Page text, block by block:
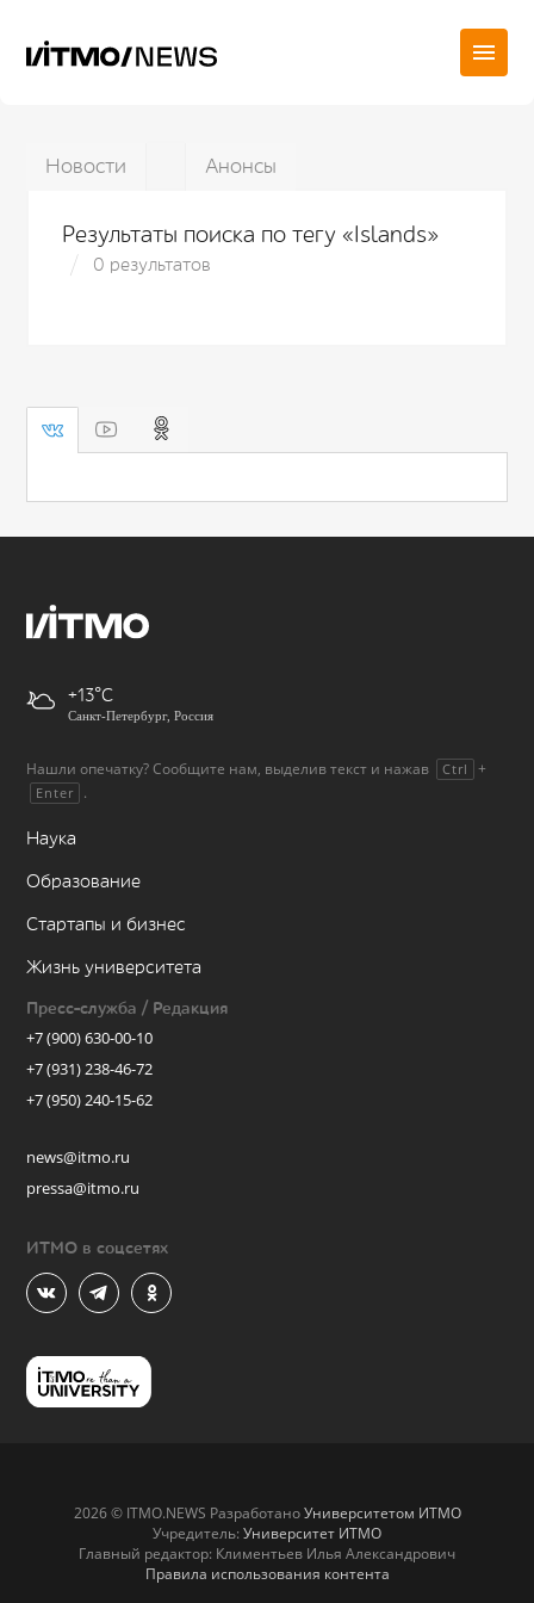
Новости Анонсы
Результаты поиска по тегу «Islands»
0 результатов
+13
Санкт-Петербург, Россия
Нашли опечатку? Сообщите нам, выделив текст и нажав Ctrl +
Enter .
Наука
Образование
Стартапы и бизнес
Жизнь университета
Пресс-служба / Редакция
+7 (900) 630-00-10
+7 (931) 238-46-72
+7 (950) 240-15-62
news@itmo.ru
pressa@itmo.ru
ИТМО в соцсетях
2026 © ITMO.NEWS РазработаноУниверситетом ИТМО
Учредитель: Университет ИТМО
Главный редактор: Климентьев Илья Александрович
Правила использования контента